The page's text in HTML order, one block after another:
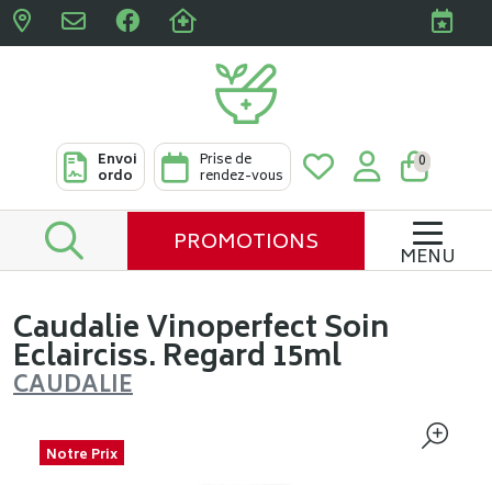
Pharmacies Clabots &
Envoi
ordo
Prise de
rendez-vous
0
PROMOTIONS MENU
Caudalie Vinoperfect Soin
Eclairciss. Regard 15ml
CAUDALIE
Notre Prix